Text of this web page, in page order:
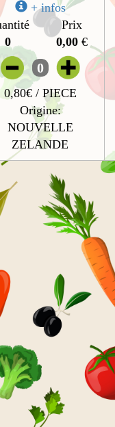
+ infos
0
Prix
0,00 €
0
0,80€ / PIECE
Origine:
NOUVELLE
ZELANDE